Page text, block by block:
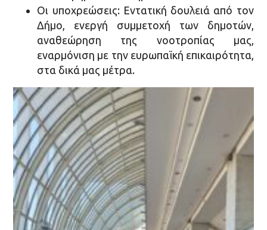
Οι υποχρεώσεις: Εντατική δουλειά από τον
Δήμο, ενεργή συμμετοχή των δημοτών,
αναθεώρηση της νοοτροπίας μας,
εναρμόνιση με την ευρωπαϊκή επικαιρότητα,
στα δικά μας μέτρα.